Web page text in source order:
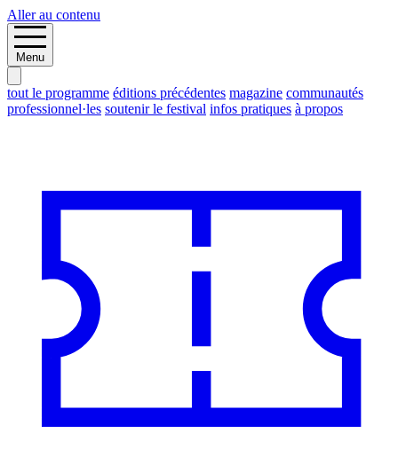
Aller au contenu
Menu
tout le programme éditions précédentes magazine communautés
professionnel·les soutenir le festival infos pratiques à propos